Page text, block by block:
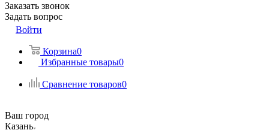
Заказать звонок
Задать вопрос
Войти
Корзина0
Избранные товары0
Сравнение товаров0
Ваш город
Казань